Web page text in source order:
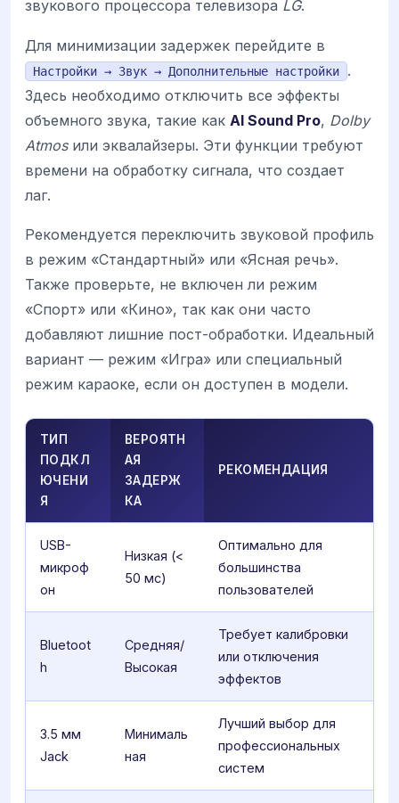
звукового процессора телевизора LG.
Для минимизации задержек перейдите в
Настройки → Звук → Дополнительные настройки
.
Здесь необходимо отключить все эффекты
объемного звука, такие как AI Sound Pro, Dolby
Atmosили эквалайзеры. Эти функции требуют
времени на обработку сигнала, что создает
лаг.
Рекомендуется переключить звуковой профиль
в режим «Стандартный» или «Ясная речь».
Также проверьте, не включен ли режим
«Спорт» или «Кино», так как они часто
добавляют лишние пост-обработки. Идеальный
вариант — режим «Игра» или специальный
режим караоке, если он доступен в модели.
ТИП
ПОДКЛ
ЮЧЕНИ
Я
ВЕРОЯТН
АЯ
ЗАДЕРЖ
КА
РЕКОМЕНДАЦИЯ
USB-
микроф
он
Низкая (<
50 мс)
Оптимально для
большинства
пользователей
Bluetoot
h
Средняя/
Высокая
Требует калибровки
или отключения
эффектов
3.5 мм
Jack
Минималь
ная
Лучший выбор для
профессиональных
систем